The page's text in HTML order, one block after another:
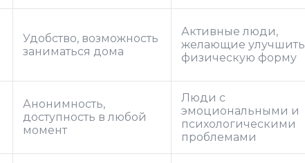
Удобство, возможность
заниматься дома
Активные люди,
желающие улучшить
физическую форму
Анонимность,
доступность в любой
момент
Люди с
эмоциональными и
психологическими
проблемами